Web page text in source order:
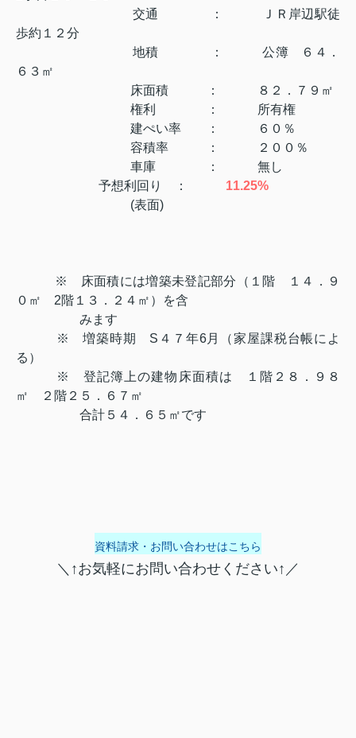
交通 ： ＪＲ岸辺駅徒
歩約１２分
地積 ： 公簿 ６４．
６３㎡
床面積 ： ８２．７９㎡
権利 ： 所有権
建ぺい率 ： ６０％
容積率 ： ２００％
車庫 ： 無し
予想利回り ： 11.25%
(表面)
※ 床面積には増築未登記部分（１階 １４．９
０㎡ 2階１３．２４㎡）を含
みます
※ 増築時期 S４７年6月（家屋課税台帳によ
る）
※ 登記簿上の建物床面積は １階２８．９８
㎡ ２階２５．６７㎡
合計５４．６５㎡です
資料請求・お問い合わせはこちら
＼↑お気軽にお問い合わせください↑／